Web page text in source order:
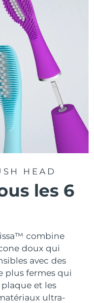
11 000 pulsations par
personnalisés via
HEAD
les 6
combine
doux qui
avec des
plus fermes qui
et les
ultra-